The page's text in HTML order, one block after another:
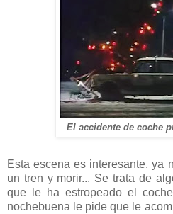
El accidente de coche
Esta escena es interesante, ya
un tren y morir... Se trata de
que le ha estropeado el
nochebuena le pide que le